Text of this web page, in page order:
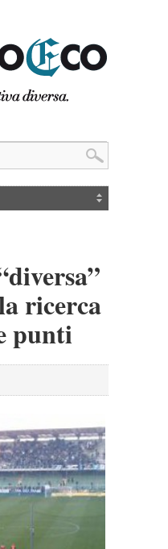
ricerca
punti